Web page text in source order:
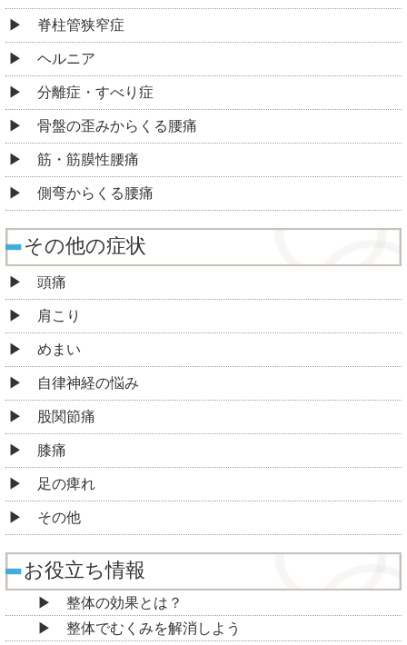
脊柱管狭窄症
ヘルニア
分離症・すべり症
骨盤の歪みからくる腰痛
筋・筋膜性腰痛
側弯からくる腰痛
その他の症状
頭痛
肩こり
めまい
自律神経の悩み
股関節痛
膝痛
足の痺れ
その他
お役立ち情報
整体の効果とは？
整体でむくみを解消しよう